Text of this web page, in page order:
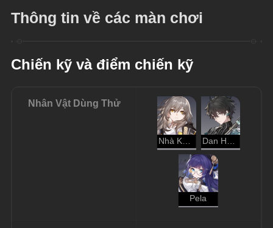
Thông tin về các màn chơi
Chiến kỹ và điểm chiến kỹ
Nhân Vật Dùng Thử
Nhà Khai Phá - Hủy Diệt
Pela